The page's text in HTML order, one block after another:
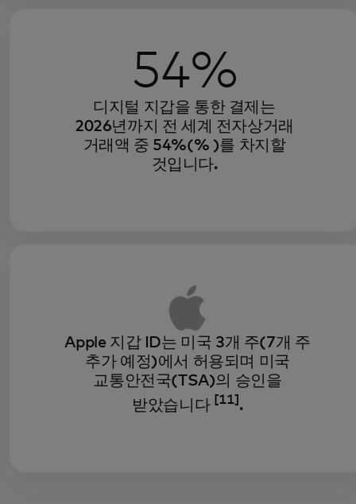
54%
디지털 지갑을 통한 결제는
2026년까지 전 세계 전자상거래
거래액 중 54%(% )를 차지할
것입니다.
Apple 지갑 ID는 미국 3개 주(7개 주
추가 예정)에서 허용되며 미국
교통안전국(TSA)의 승인을
받았습니다 [11] .